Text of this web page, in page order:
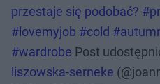
przestaje się podobać?
#lovemyjob #cold
#wardrobe Post
liszowska-serneke